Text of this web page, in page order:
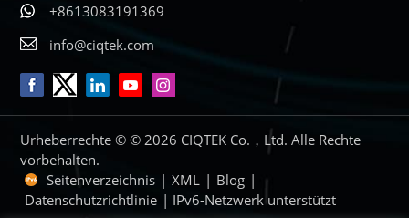
+8613083191369
info@ciqtek.com
Urheberrechte © © 2026 CIQTEK Co.，Ltd. Alle Rechte
vorbehalten.
Seitenverzeichnis | XML | Blog |
Datenschutzrichtlinie | IPv6-Netzwerk unterstützt